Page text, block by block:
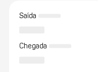
Saída
Chegada